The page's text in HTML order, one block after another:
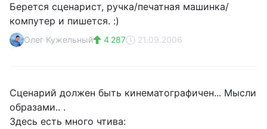
Берется сценарист, ручка/печатная машинка/
компутер и пишется. :)
Олег Кужельный 4 287 21.09.2006
Сценарий должен быть кинематографичен... Мысли
образами.. .
Здесь есть много чтива: